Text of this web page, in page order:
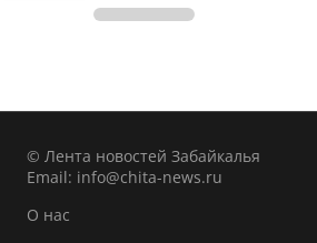
© Лента новостей Забайкалья
Email: info@chita-news.ru
О нас